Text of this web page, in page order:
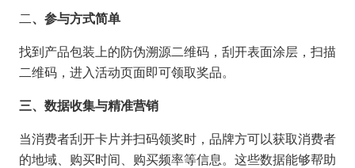
二、参与方式简单
找到产品包装上的防伪溯源二维码，刮开表面涂层，扫描
二维码，进入活动页面即可领取奖品。
三、数据收集与精准营销
当消费者刮开卡片并扫码领奖时，品牌方可以获取消费者
的地域、购买时间、购买频率等信息。这些数据能够帮助